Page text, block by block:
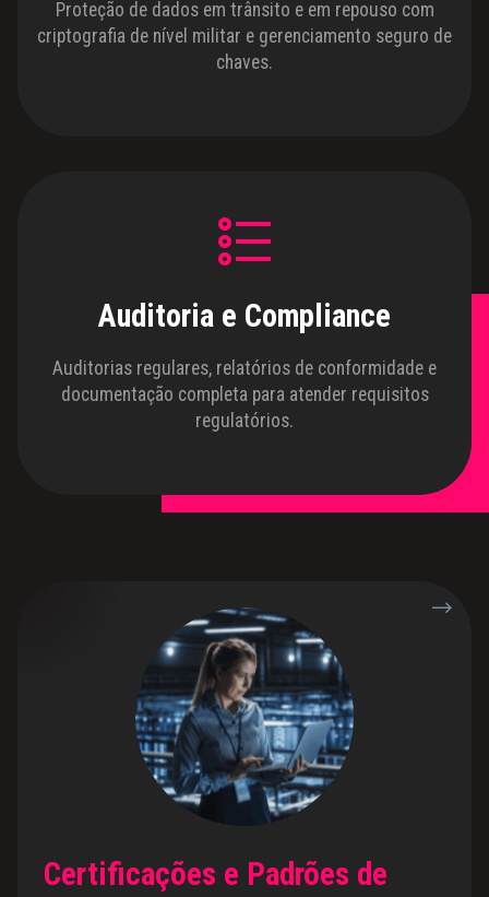
Proteção de dados em trânsito e em repouso com
criptografia de nível militar e gerenciamento seguro de
chaves.
Auditoria e Compliance
Auditorias regulares, relatórios de conformidade e
documentação completa para atender requisitos
regulatórios.
Certificações e Padrões de